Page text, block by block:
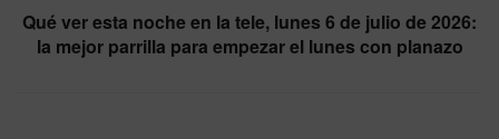
Qué ver esta noche en la tele, lunes 6 de julio de 2026:
la mejor parrilla para empezar el lunes con planazo